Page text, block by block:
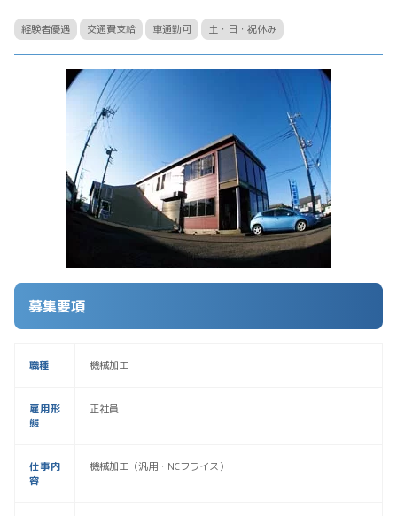
経験者優遇 交通費支給 車通勤可 土・日・祝休み
募集要項
職種 機械加工
雇用形
態
正社員
仕事内
容
機械加工（汎用・NCフライス）